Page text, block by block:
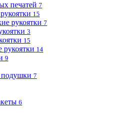
печатей 7
15
рукоятки 7
3
15
рукоятки 14
9
7
6